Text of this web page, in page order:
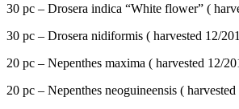
30 pc – Drosera indica “White flower” (
30 pc – Drosera nidiformis ( harvested 12/
20 pc – Nepenthes maxima ( harvested 12/
20 pc – Nepenthes neoguineensis (